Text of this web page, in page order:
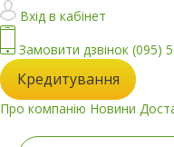
Вхід в кабінет
Замовити дзвінок (095)
Кредитування
Про компанію Новини